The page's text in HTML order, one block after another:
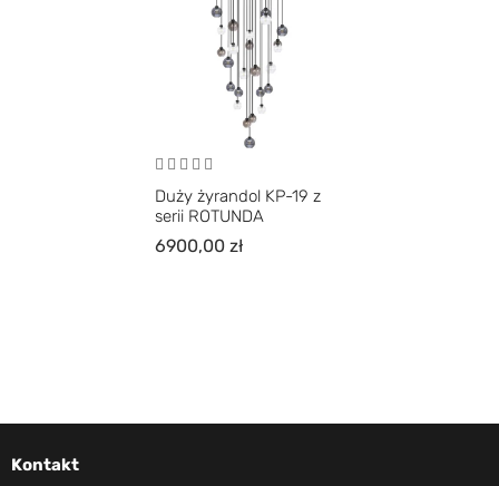
Duży żyrandol KP-19 z
serii ROTUNDA
6900,00zł
Kontakt